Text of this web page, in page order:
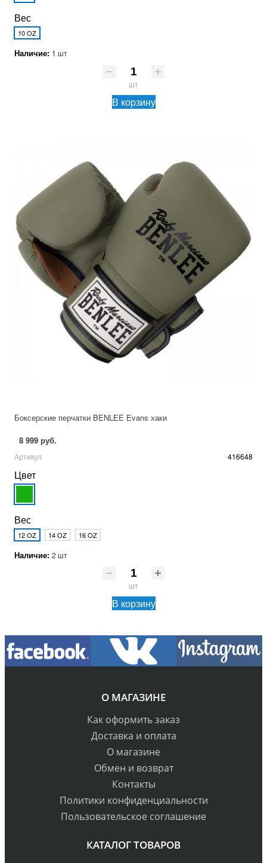
Вес
10 OZ
Наличие: 1 шт
шт
В корзину
Боксерские перчатки BENLEE Evans хаки
8 999 руб.
Артикул 416648
Цвет
Вес
12 OZ 14 OZ 16 OZ
Наличие: 2 шт
шт
В корзину
О МАГАЗИНЕ
Как оформить заказ
Доставка и оплата
О магазине
Обмен и возврат
Контакты
Политики конфиденциальности
Пользовательское соглашение
КАТАЛОГ ТОВАРОВ